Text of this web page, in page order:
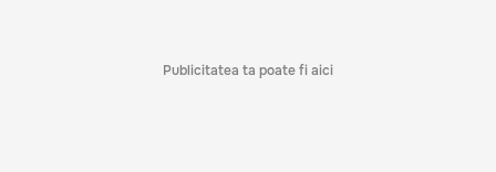
Publicitatea ta poate fi aici